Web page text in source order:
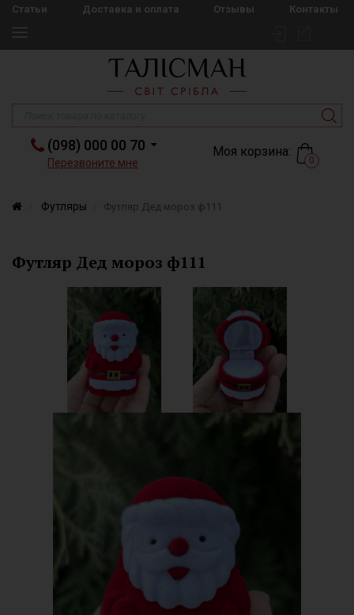
Статьи Доставка и оплата Отзывы Контакты
(098) 000 00 70
Перезвоните мне
Моя корзина:
0
Футляры Футляр Дед мороз ф111
Футляр Дед мороз ф111